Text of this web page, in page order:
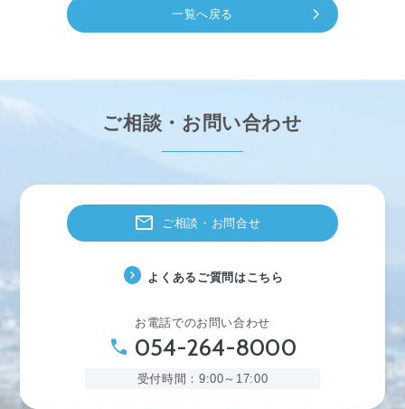
一覧へ戻る chevron_right
ご相談・お問い合わせ
お電話でのお問い合わせ
phone 054-264-8000
受付時間：9:00～17:00
mail ご相談・お問合せ
expand_circle_right よくあるご質問はこちら